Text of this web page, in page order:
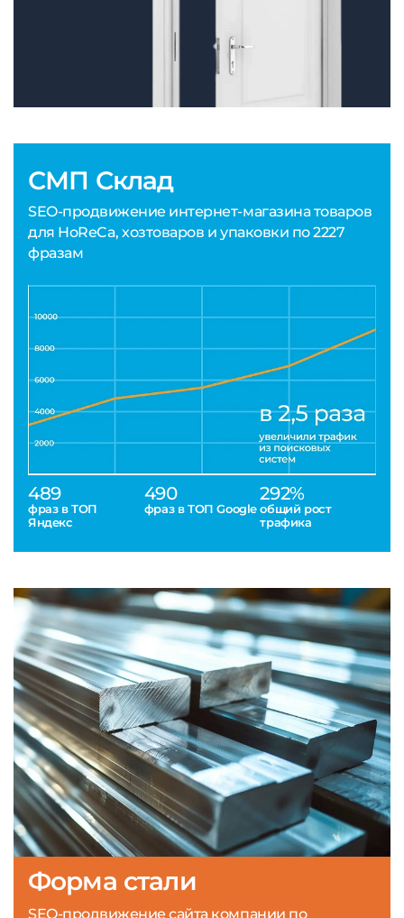
СМП Склад
SEO-продвижение интернет-магазина товаров
для HoReCa, хозтоваров и упаковки по 2227
фразам
489
фраз в ТОП
Яндекс
490
фраз в ТОП Google
292%
общий рост
трафика
Форма стали
SEO-продвижение сайта компании по